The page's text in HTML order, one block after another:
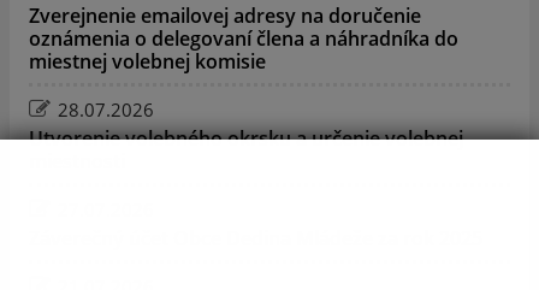
Zverejnenie emailovej adresy na doručenie
oznámenia o delegovaní člena a náhradníka do
miestnej volebnej komisie
28.07.2026
Utvorenie volebného okrsku a určenie volebnej